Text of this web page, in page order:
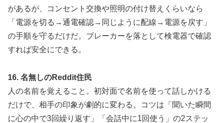
があるが、コンセント交換や照明の付け替えくらいなら
「電源を切る→通電確認→同じように配線→電源を戻す」
の手順を守るだけだ。ブレーカーを落として検電器で確認
すれば安全にできる。
16. 名無しのReddit住民
人の名前を覚えること。初対面で名前を使って話しかける
だけで、相手の印象が劇的に変わる。コツは「聞いた瞬間
に心の中で3回繰り返す」「会話中に1回使う」の2ステッ